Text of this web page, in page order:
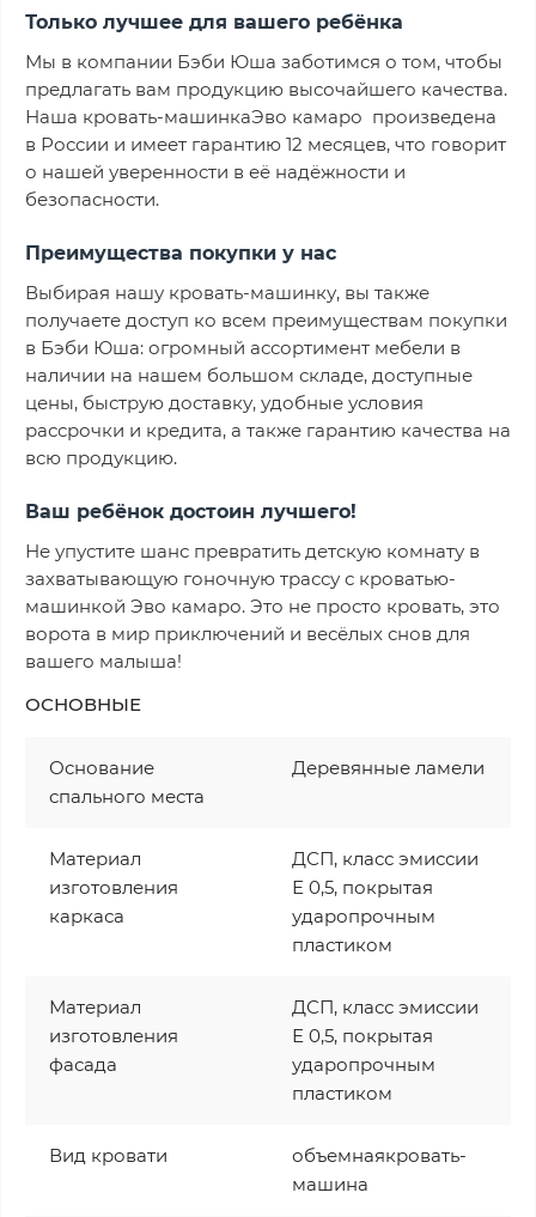
Только лучшее для вашего ребёнка
Мы в компании Бэби Юша заботимся о том, чтобы
предлагать вам продукцию высочайшего качества.
Наша кровать-машинкаЭво камаро произведена
в России и имеет гарантию 12 месяцев, что говорит
о нашей уверенности в её надёжности и
безопасности.
Преимущества покупки у нас
Выбирая нашу кровать-машинку, вы также
получаете доступ ко всем преимуществам покупки
в Бэби Юша: огромный ассортимент мебели в
наличии на нашем большом складе, доступные
цены, быструю доставку, удобные условия
рассрочки и кредита, а также гарантию качества на
всю продукцию.
Ваш ребёнок достоин лучшего!
Не упустите шанс превратить детскую комнату в
захватывающую гоночную трассу с кроватью-
машинкой Эво камаро. Это не просто кровать, это
ворота в мир приключений и весёлых снов для
вашего малыша!
ОСНОВНЫЕ
Основание
спального места
Деревянные ламели
Материал
изготовления
каркаса
ДСП, класс эмиссии
Е 0,5, покрытая
ударопрочным
пластиком
Материал
изготовления
фасада
ДСП, класс эмиссии
Е 0,5, покрытая
ударопрочным
пластиком
Вид кровати
объемнаякровать-
машина